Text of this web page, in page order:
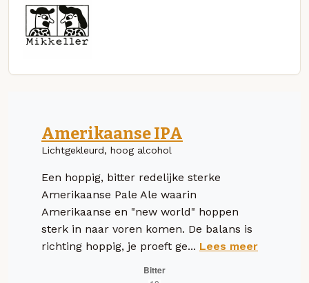
Amerikaanse IPA
Lichtgekleurd, hoog alcohol
Een hoppig, bitter redelijke sterke
Amerikaanse Pale Ale waarin
Amerikaanse en "new world" hoppen
sterk in naar voren komen. De balans is
richting hoppig, je proeft ge... Lees meer